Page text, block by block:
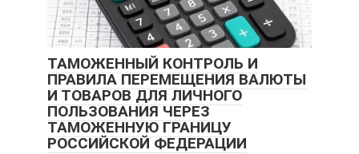
ТАМОЖЕННЫЙ КОНТРОЛЬ И
ПРАВИЛА ПЕРЕМЕЩЕНИЯ ВАЛЮТЫ
И ТОВАРОВ ДЛЯ ЛИЧНОГО
ПОЛЬЗОВАНИЯ ЧЕРЕЗ
ТАМОЖЕННУЮ ГРАНИЦУ
РОССИЙСКОЙ ФЕДЕРАЦИИ